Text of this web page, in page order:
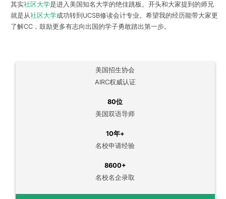
其实社区大学是进入美国知名大学的绝佳跳板。开头和大家提到的师兄
就是从社区大学成功转到UCSB修读会计专业。希望我的经历能带大家更
了解CC，鼓励更多有志向出国的学子勇敢踏出第一步。
美国招生协会
AIRC权威认证
80位
美国双语导师
10年+
名校申请经验
8600+
名校名企录取